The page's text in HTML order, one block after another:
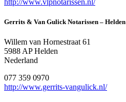
http://www.vlpnotarissen.nl/
Gerrits & Van Gulick Notarissen – Helden
Willem van Hornestraat 61
5988 AP Helden
Nederland
077 359 0970
http://www.gerrits-vangulick.nl/